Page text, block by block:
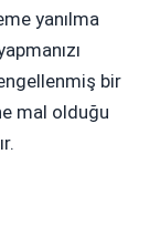
yanılma
bir
mal olduğu